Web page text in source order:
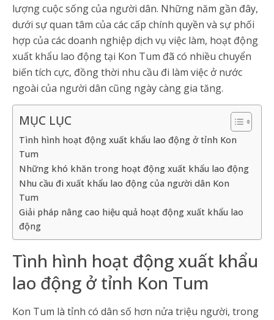
lượng cuộc sống của người dân. Những năm gần đây,
dưới sự quan tâm của các cấp chính quyền và sự phối
hợp của các doanh nghiệp dịch vụ việc làm, hoạt động
xuất khẩu lao động tại Kon Tum đã có nhiều chuyển
biến tích cực, đồng thời nhu cầu đi làm việc ở nước
ngoài của người dân cũng ngày càng gia tăng.
MỤC LỤC
Tình hình hoạt động xuất khẩu lao động ở tỉnh Kon
Tum
Những khó khăn trong hoạt động xuất khẩu lao động
Nhu cầu đi xuất khẩu lao động của người dân Kon
Tum
Giải pháp nâng cao hiệu quả hoạt động xuất khẩu lao
động
Tình hình hoạt động xuất khẩu
lao động ở tỉnh Kon Tum
Kon Tum là tỉnh có dân số hơn nửa triệu người, trong